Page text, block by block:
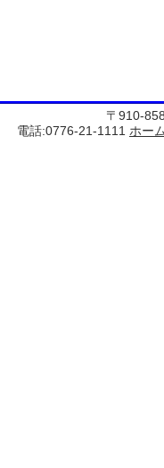
〒910-
電話:0776-21-1111 ホー